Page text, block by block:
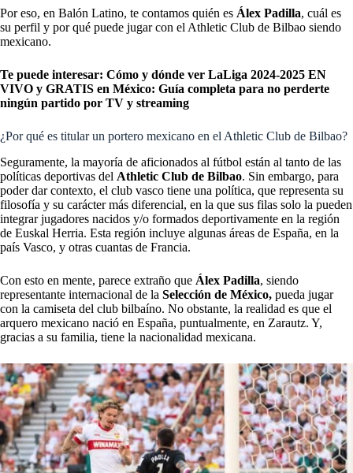
Por eso, en Balón Latino, te contamos quién es Álex Padilla, cuál es
su perfil y por qué puede jugar con el Athletic Club de Bilbao siendo
mexicano.
Te puede interesar: Cómo y dónde ver LaLiga 2024-2025 EN
VIVO y GRATIS en México: Guía completa para no perderte
ningún partido por TV y streaming
¿Por qué es titular un portero mexicano en el Athletic Club de Bilbao?
Seguramente, la mayoría de aficionados al fútbol están al tanto de las
políticas deportivas del Athletic Club de Bilbao. Sin embargo, para
poder dar contexto, el club vasco tiene una política, que representa su
filosofía y su carácter más diferencial, en la que sus filas solo la pueden
integrar jugadores nacidos y/o formados deportivamente en la región
de Euskal Herria. Esta región incluye algunas áreas de España, en la
país Vasco, y otras cuantas de Francia.
Con esto en mente, parece extraño que Álex Padilla, siendo
representante internacional de la Selección de México, pueda jugar
con la camiseta del club bilbaíno. No obstante, la realidad es que el
arquero mexicano nació en España, puntualmente, en Zarautz. Y,
gracias a su familia, tiene la nacionalidad mexicana.